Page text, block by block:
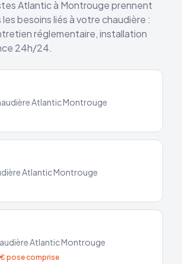
Atlanticà Montrougeprennent
besoins liés à votre chaudière :
réglementaire, installation
24h/24.
AtlanticMontrouge
AtlanticMontrouge
AtlanticMontrouge
pose comprise